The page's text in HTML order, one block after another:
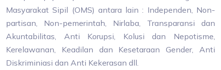
Masyarakat Sipil (OMS) antara lain : Independen, Non-
partisan, Non-pemerintah, Nirlaba, Transparansi dan
Akuntabilitas, Anti Korupsi, Kolusi dan Nepotisme,
Kerelawanan, Keadilan dan Kesetaraan Gender, Anti
Diskriminiasi dan Anti Kekerasan dll.